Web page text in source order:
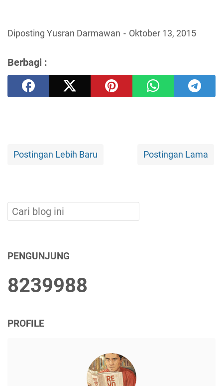
Diposting Yusran Darmawan Oktober 13, 2015
Berbagi :
Postingan Lebih Baru Postingan Lama
PENGUNJUNG
8239988
PROFILE